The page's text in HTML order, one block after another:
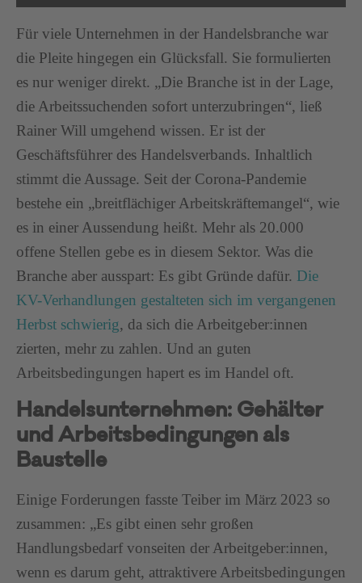
Für viele Unternehmen in der Handelsbranche war
die Pleite hingegen ein Glücksfall. Sie formulierten
es nur weniger direkt. „Die Branche ist in der Lage,
die Arbeitssuchenden sofort unterzubringen“, ließ
Rainer Will umgehend wissen. Er ist der
Geschäftsführer des Handelsverbands. Inhaltlich
stimmt die Aussage. Seit der Corona-Pandemie
bestehe ein „breitflächiger Arbeitskräftemangel“, wie
es in einer Aussendung heißt. Mehr als 20.000
offene Stellen gebe es in diesem Sektor. Was die
Branche aber ausspart: Es gibt Gründe dafür. Die
KV-Verhandlungen gestalteten sich im vergangenen
Herbst schwierig, da sich die Arbeitgeber:innen
zierten, mehr zu zahlen. Und an guten
Arbeitsbedingungen hapert es im Handel oft.
Handelsunternehmen: Gehälter
und Arbeitsbedingungen als
Baustelle
Einige Forderungen fasste Teiber im März 2023 so
zusammen: „Es gibt einen sehr großen
Handlungsbedarf vonseiten der Arbeitgeber:innen,
wenn es darum geht, attraktivere Arbeitsbedingungen